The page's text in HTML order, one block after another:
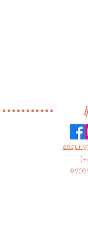
單親媽媽。
後來中斷了
「心蹈舞」
舞。感謝